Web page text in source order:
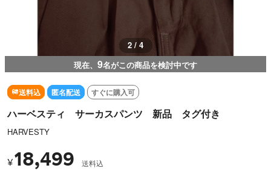
2 / 4
現在、 9名がこの商品を検討中です
送料込 匿名配送 すぐに購入可
ハーベスティ サーカスパンツ 新品 タグ付き
HARVESTY
¥18,499 送料込